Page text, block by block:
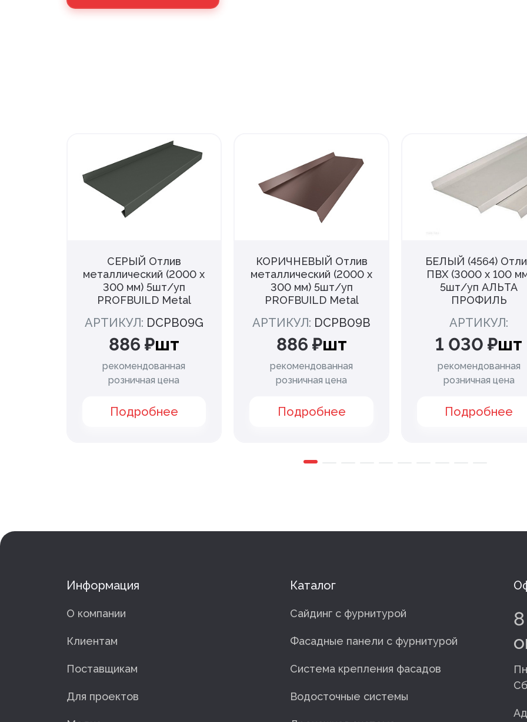
СЕРЫЙ Отлив
металлический (2000 х
300 мм) 5шт/уп
PROFBUILD Metal
АРТИКУЛ: DCPB09G
886 ₽шт
рекомендованная
розничная цена
Подробнее
КОРИЧНЕВЫЙ Отлив
металлический (2000 х
300 мм) 5шт/уп
PROFBUILD Metal
АРТИКУЛ: DCPB09B
886 ₽шт
рекомендованная
розничная цена
Подробнее
БЕЛЫЙ (4564)
ПВХ (3000 х 100
5шт/уп АЛЬТА
ПРОФИЛЬ
АРТИКУЛ:
1 030 ₽шт
рекомендованная
розничная цена
Подробнее
Информация
О компании
Клиентам
Поставщикам
Для проектов
Каталог
Сайдинг с фурнитурой
Фасадные панели с фурнитурой
Система крепления фасадов
Водосточные системы